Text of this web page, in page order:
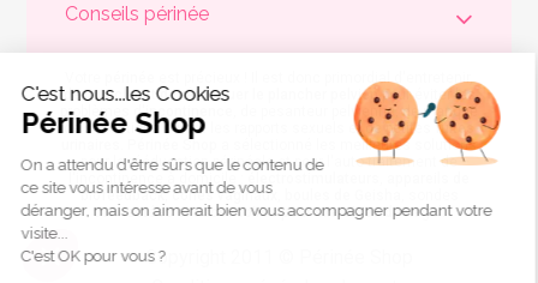
Conseils périnée
de muscler et de rééduquer le plancher pelvienpour éviter les
problèmes d'incontinence
, de pesanteur pelvienne, de manque
de sensations durant les rapports sexuels et de petites fuites
Périnée Shop
a sélectionné les meilleures solutions
pour la rééducation périnéale et pour l'auto-traitement de
l'incontinence à domicile :
biofeedback,cônes vaginaux
connectées etaccessoires pour exercices de Kegel.
Copyright 2011 © Périnée Shop
C'est nous...les Cookies
Périnée Shop
On a attendu d'être sûrs que le contenu de
ce site vous intéresse avant de vous
déranger, mais on aimerait bien vous accompagner pendant votre
visite...
C'est OK pour vous ?